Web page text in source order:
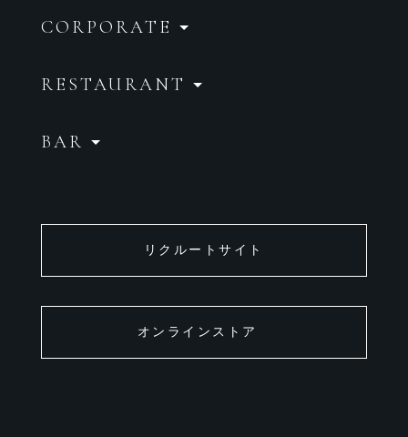
CORPORATE
RESTAURANT
BAR
リクルートサイト
オンラインストア